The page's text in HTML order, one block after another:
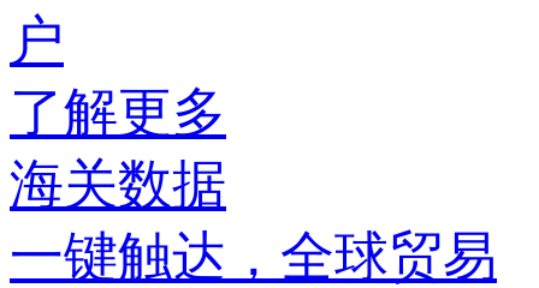
户
了解更多
海关数据
一键触达，全球贸易